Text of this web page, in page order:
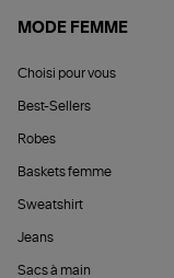
MODE FEMME
Choisi pour vous
Best-Sellers
Robes
Baskets femme
Sweatshirt
Jeans
Sacs à main